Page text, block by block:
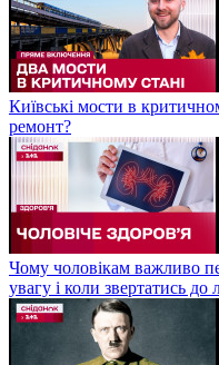
Київські мости в
ремонт?
Чому чоловікам важливо
увагу і коли звертатись до